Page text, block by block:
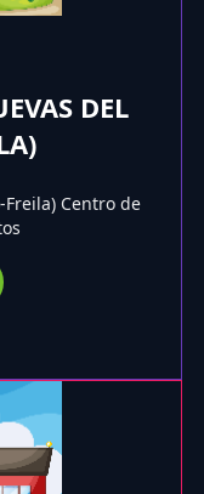
DEL
Centro de